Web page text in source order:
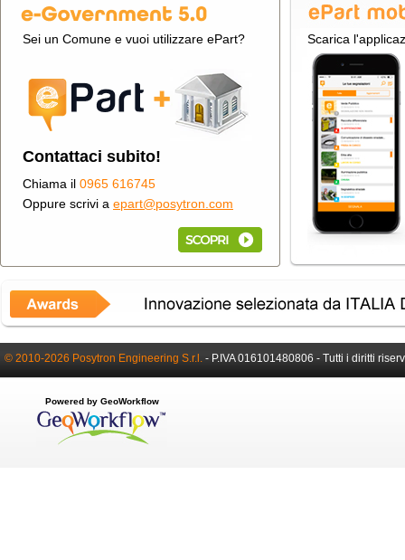
Sei un Comune e vuoi utilizzare ePart?
Contattaci subito!
Chiama il 0965 616745
Oppure scrivi a epart@posytron.com
Scarica
© 2010-2026 Posytron Engineering S.r.l. - P.IVA 016101480806 - Tutti i diritti
Powered by GeoWorkflow